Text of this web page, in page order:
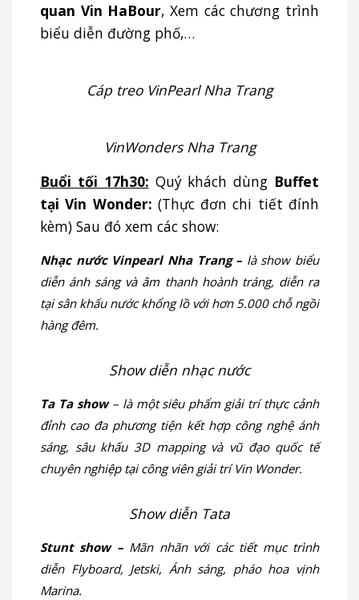
quan Vin HaBour, Xem các chương trình
biểu diễn đường phố,…
Cáp treo VinPearl Nha Trang
VinWonders Nha Trang
Buổi tối 17h30: Quý khách dùng Buffet
tại Vin Wonder: (Thực đơn chi tiết đính
kèm) Sau đó xem các show:
Nhạc nước Vinpearl Nha Trang – là show biểu
diễn ánh sáng và âm thanh hoành tráng, diễn ra
tại sân khấu nước khổng lồ với hơn 5.000 chỗ ngồi
hàng đêm.
Show diễn nhạc nước
Ta Ta show – là một siêu phẩm giải trí thực cảnh
đỉnh cao đa phương tiện kết hợp công nghệ ánh
sáng, sâu khấu 3D mapping và vũ đạo quốc tế
chuyên nghiệp tại công viên giải trí Vin Wonder.
Show diễn Tata
Stunt show –Mãn nhãn với các tiết mục trình
diễn Flyboard, Jetski, Ánh sáng, pháo hoa vịnh
Marina.